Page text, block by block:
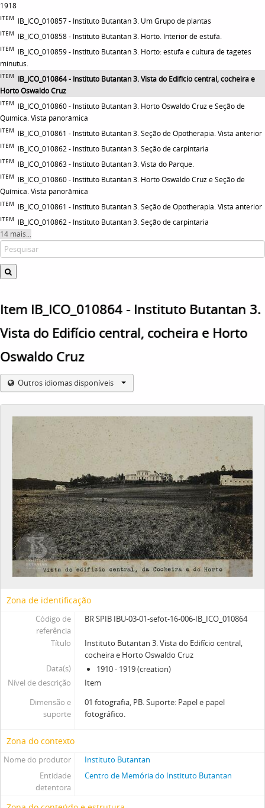
1918
ITEM IB_ICO_010857 - Instituto Butantan 3. Um Grupo de plantas
ITEM IB_ICO_010858 - Instituto Butantan 3. Horto. Interior de estufa.
ITEM IB_ICO_010859 - Instituto Butantan 3. Horto: estufa e cultura de tagetes
minutus.
ITEM IB_ICO_010864 - Instituto Butantan 3. Vista do Edifício central, cocheira e
Horto Oswaldo Cruz
ITEM IB_ICO_010860 - Instituto Butantan 3. Horto Oswaldo Cruz e Seção de
Química. Vista panorâmica
ITEM IB_ICO_010861 - Instituto Butantan 3. Seção de Opotherapia. Vista anterior
ITEM IB_ICO_010862 - Instituto Butantan 3. Seção de carpintaria
ITEM IB_ICO_010863 - Instituto Butantan 3. Vista do Parque.
ITEM IB_ICO_010860 - Instituto Butantan 3. Horto Oswaldo Cruz e Seção de
Química. Vista panorâmica
ITEM IB_ICO_010861 - Instituto Butantan 3. Seção de Opotherapia. Vista anterior
ITEM IB_ICO_010862 - Instituto Butantan 3. Seção de carpintaria
14 mais...
Item IB_ICO_010864 - Instituto Butantan 3.
Vista do Edifício central, cocheira e Horto
Oswaldo Cruz
Outros idiomas disponíveis
Zona de identificação
Código de
referência
BR SPIB IBU-03-01-sefot-16-006-IB_ICO_010864
Título
Instituto Butantan 3. Vista do Edifício central,
cocheira e Horto Oswaldo Cruz
Data(s)
1910 - 1919 (creation)
Nível de descrição
Item
Dimensão e
suporte
01 fotografia, PB. Suporte: Papel e papel
fotográfico.
Zona do contexto
Nome do produtor
Instituto Butantan
Entidade
detentora
Centro de Memória do Instituto Butantan